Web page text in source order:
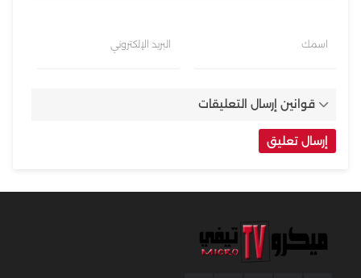
اسمك البريد الإلكتروني
قوانين إرسال التعليقات